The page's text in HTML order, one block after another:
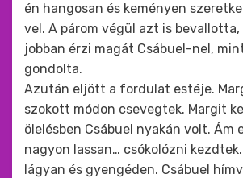
én hangosan és keményen
vel. A párom végül azt is bevallotta,
jobban érzi magát Csábuel-nel,
gondolta.
Azután eljött a fordulat estéje.
szokott módon csevegtek. Margit
ölelésben Csábuel nyakán volt. Ám
nagyon lassan… csókolózni
lágyan és gyengéden. Csábuel